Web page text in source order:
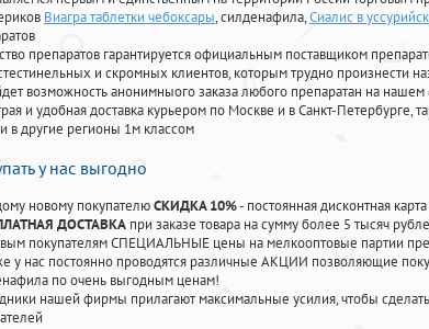
Виагра таблетки чебоксары, силденафила,Сиалис в
препаратов гарантируется официальным поставщиком
и скромных клиентов, которым трудно произнести
возможность анонимныого заказа любого препаратан на нашем
и удобная доставка курьером по Москве и в Санкт-Петербурге,
в другие регионы 1м классом
у нас выгодно
новому покупателюСКИДКА 10%- постоянная дисконтная
ДОСТАВКА при заказе товара на сумму более 5 тысяч
покупателям СПЕЦИАЛЬНЫЕ цены на мелкооптовые партии
у нас постоянно проводятся различные АКЦИИ позволяющие
по очень выгодным ценам!
нашей фирмы прилагают максимальные усилия, чтобы